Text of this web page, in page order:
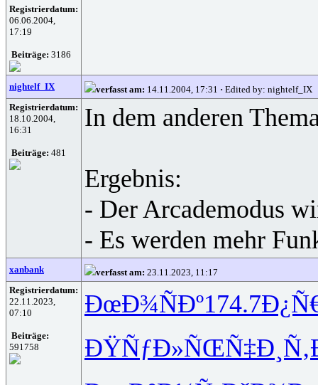
Registrierdatum:
06.06.2004,
17:19
Beiträge: 3186
nightelf_IX verfasst am: 14.11.2004, 17:31 · Edited by: nightelf_IX
Registrierdatum:
18.10.2004,
16:31
Beiträge: 481
In dem anderen
Ergebnis:
- Der Arcademodus
- Es werden mehr
xanbank verfasst am: 23.11.2023, 11:17
Registrierdatum:
22.11.2023,
07:10
Beiträge:
591758
ÐœÐ¾ÑÐº174.7
ÐŸÑƒÐ»ÑŒ